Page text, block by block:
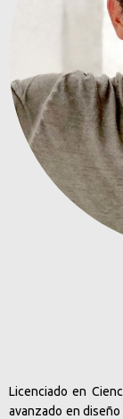
Licenciado en
avanzado en